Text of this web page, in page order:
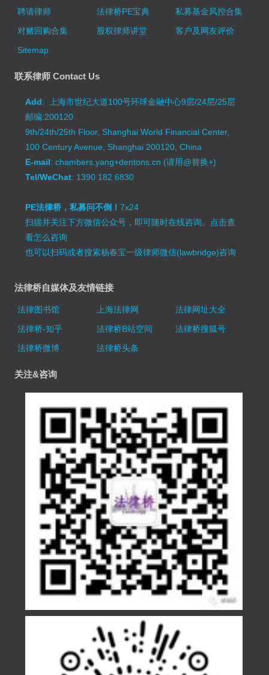
聘请律师
法律桥PE宝典
私募基金风控合集
对赌回购合集
股权律师讲堂
客户及网友评价
Sitemap
联系律师 Contact Us
Add: 上海市世纪大道100号环球金融中心9层/24层/25层
邮编:200120
9th/24th/25th Floor, Shanghai World Financial Center,
100 Century Avenue, Shanghai 200120, China
E-mail: chambers.yang+dentons.cn (请用@替换+)
Tel/WeChat: 1390 182 6830
PE法律桥，私募问不倒！7x24
扫描并关注下方微信公众号，即可随时在线咨询。 点击查
看怎么咨询
也可以扫码或者搜索杨春宝一级律师微信(lawbridge)咨询
法律桥自媒体及友情链接
法律图书馆 上海法律网
法律网址大全
法律桥-知乎
法律桥B站空间
法律桥搜狐号
法律桥微博
法律桥头条
关注&咨询